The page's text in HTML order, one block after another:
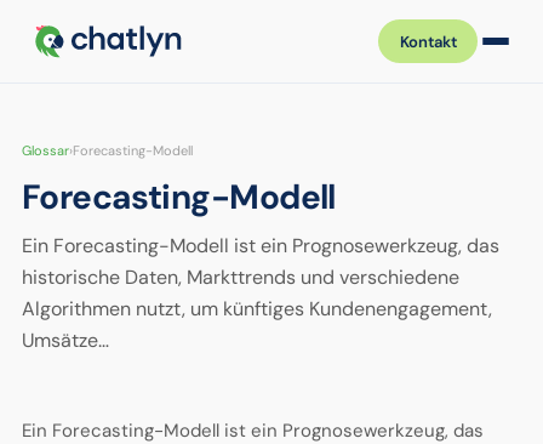
Kontakt
Glossar›Forecasting-Modell
Forecasting-Modell
Ein Forecasting-Modell ist ein Prognosewerkzeug, das
historische Daten, Markttrends und verschiedene
Algorithmen nutzt, um künftiges Kundenengagement,
Umsätze…
Ein Forecasting-Modell ist ein Prognosewerkzeug, das